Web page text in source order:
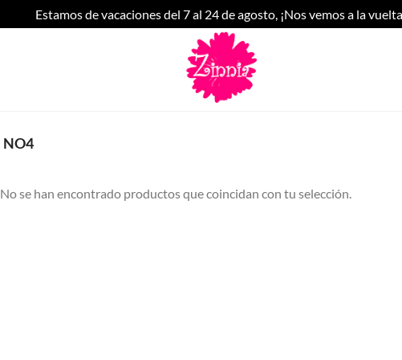
Estamos de vacaciones del 7 al 24 de agosto, ¡Nos vemos a la
NO4
No se han encontrado productos que coincidan con tu selección.